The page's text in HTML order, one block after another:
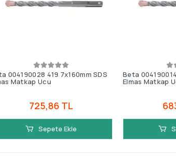
004190028 419 7x160mm SDS
Matkap Ucu
725,86 TL
Sepete Ekle
Beta
Elmas Matkap